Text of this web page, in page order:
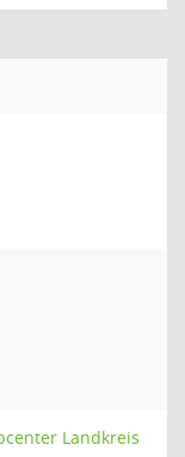
Landkreis